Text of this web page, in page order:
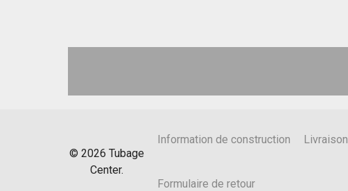
© 2026 Tubage
Center.
Information de construction Livraison
Formulaire de retour